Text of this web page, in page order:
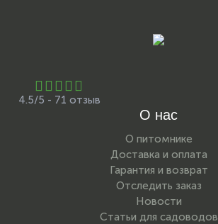
4.5/5 - 71 отзыв
О нас
О питомнике
Доставка и оплата
Гарантия и возврат
Отследить заказ
Новости
Статьи для садоводов